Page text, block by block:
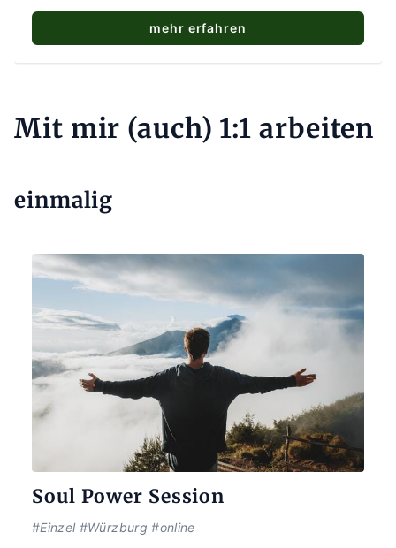
mehr erfahren
Mit mir (auch) 1:1 arbeiten
einmalig
Soul Power Session
#Einzel #Würzburg #online